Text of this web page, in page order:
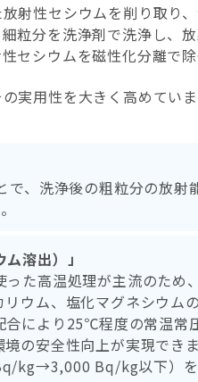
射性セシウムを削り取り
粒分を洗浄剤で洗浄し、
セシウムを磁性化分離で除
実用性を大きく高めていま
、洗浄後の粗粒分の放
。
溶出）」
た高温処理が主流のため
ウム、塩化マグネシウム
により25℃程度の常温常
の安全性向上が実現でき
kg→3,000 Bq/kg以下）